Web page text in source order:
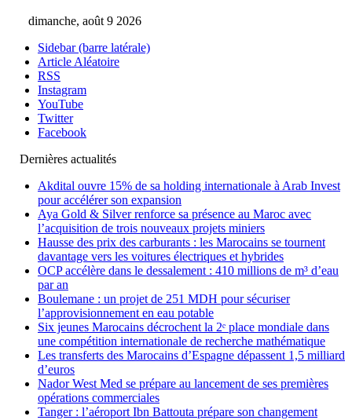
dimanche, août 9 2026
Sidebar (barre latérale)
Article Aléatoire
RSS
Instagram
YouTube
Twitter
Facebook
Dernières actualités
Akdital ouvre 15% de sa holding internationale à Arab Invest
pour accélérer son expansion
Aya Gold & Silver renforce sa présence au Maroc avec
l’acquisition de trois nouveaux projets miniers
Hausse des prix des carburants : les Marocains se tournent
davantage vers les voitures électriques et hybrides
OCP accélère dans le dessalement : 410 millions de m³ d’eau
par an
Boulemane : un projet de 251 MDH pour sécuriser
l’approvisionnement en eau potable
Six jeunes Marocains décrochent la 2ᵉ place mondiale dans
une compétition internationale de recherche mathématique
Les transferts des Marocains d’Espagne dépassent 1,5 milliard
d’euros
Nador West Med se prépare au lancement de ses premières
opérations commerciales
Tanger : l’aéroport Ibn Battouta prépare son changement